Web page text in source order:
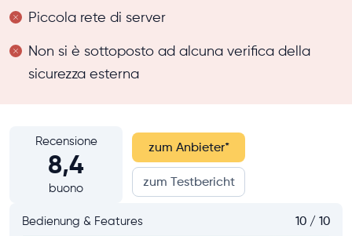
Piccola rete di server
Non si è sottoposto ad alcuna verifica della
sicurezza esterna
Recensione
8,4
buono
zum Anbieter*
zum Testbericht
Bedienung & Features 10 / 10